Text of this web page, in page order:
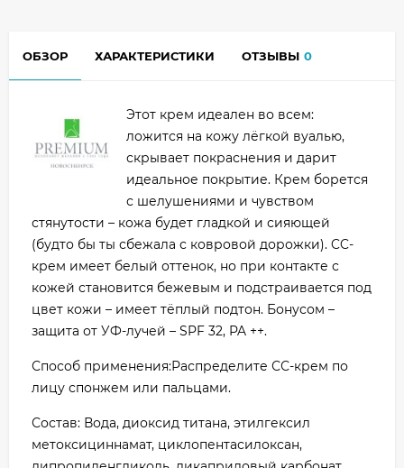
ОБЗОР ХАРАКТЕРИСТИКИ ОТЗЫВЫ 0
Этот крем идеален во всем:
ложится на кожу лёгкой вуалью,
скрывает покраснения и дарит
идеальное покрытие. Крем борется
с шелушениями и чувством
стянутости – кожа будет гладкой и сияющей
(будто бы ты сбежала с ковровой дорожки). CC-
крем имеет белый оттенок, но при контакте с
кожей становится бежевым и подстраивается под
цвет кожи – имеет тёплый подтон. Бонусом –
защита от УФ-лучей – SPF 32, PA ++.
Способ применения:Распределите СС-крем по
лицу спонжем или пальцами.
Состав: Вода, диоксид титана, этилгексил
метоксициннамат, циклопентасилоксан,